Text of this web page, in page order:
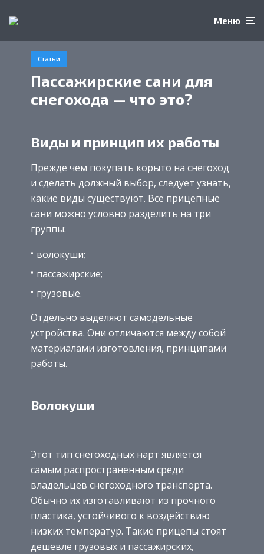
Меню
Статьи
Пассажирские сани для
снегохода — что это?
Виды и принцип их работы
Прежде чем покупать корыто на снегоход
и сделать должный выбор, следует узнать,
какие виды существуют. Все прицепные
сани можно условно разделить на три
группы:
волокуши;
пассажирские;
грузовые.
Отдельно выделяют самодельные
устройства. Они отличаются между собой
материалами изготовления, принципами
работы.
Волокуши
Этот тип снегоходных нарт является
самым распространенным среди
владельцев снегоходного транспорта.
Обычно их изготавливают из прочного
пластика, устойчивого к воздействию
низких температур. Такие прицепы стоят
дешевле грузовых и пассажирских,